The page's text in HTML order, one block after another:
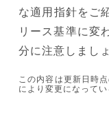
な適用指針をご
リース基準に変
分に注意しまし
この内容は更新日時
により変更になってい